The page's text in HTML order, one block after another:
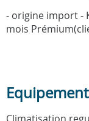
- origine import -
mois